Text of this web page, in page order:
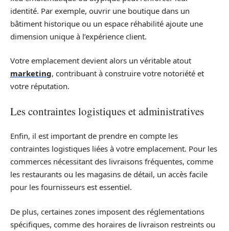
identité. Par exemple, ouvrir une boutique dans un
bâtiment historique ou un espace réhabilité ajoute une
dimension unique à l’expérience client.
Votre emplacement devient alors un véritable atout
marketing, contribuant à construire votre notoriété et
votre réputation.
Les contraintes logistiques et administratives
Enfin, il est important de prendre en compte les
contraintes logistiques liées à votre emplacement. Pour les
commerces nécessitant des livraisons fréquentes, comme
les restaurants ou les magasins de détail, un accès facile
pour les fournisseurs est essentiel.
De plus, certaines zones imposent des réglementations
spécifiques, comme des horaires de livraison restreints ou